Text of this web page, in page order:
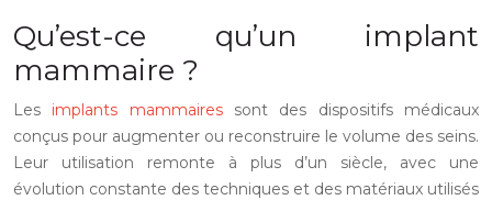
Qu’est-ce qu’un implant
mammaire ?
Les implants mammairessont des dispositifs médicaux
conçus pour augmenter ou reconstruire le volume des seins.
Leur utilisation remonte à plus d’un siècle, avec une
évolution constante des techniques et des matériaux utilisés